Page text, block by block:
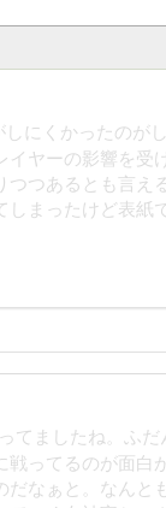
にくかったのが
ヤーの影響を受
つあるとも言え
しまったけど表紙
てましたね。ふだ
戦ってるのが面白
だなぁと。なんと